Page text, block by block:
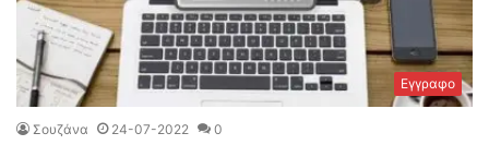
Εγγραφο
Σουζάνα 24-07-2022 0